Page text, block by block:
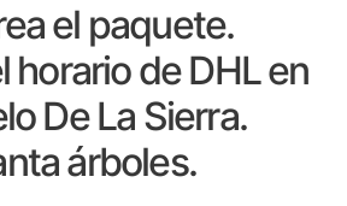
el paquete.
horario de DHL en
De La Sierra.
árboles.